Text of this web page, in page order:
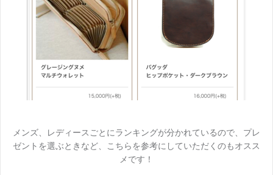
メンズ、レディースごとにランキングが分かれているので、プレ
ゼントを選ぶときなど、こちらを参考にしていただくのもオスス
メです！